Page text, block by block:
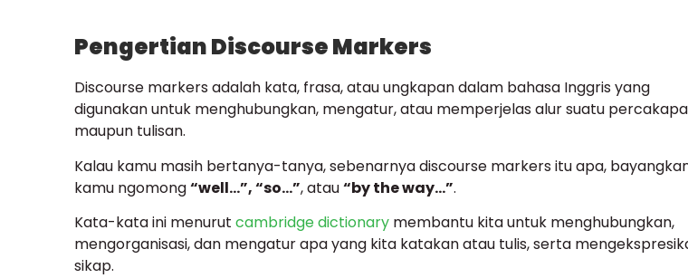
Pengertian Discourse Markers
Discourse markers adalah kata, frasa, atau ungkapan dalam bahasa Inggris yang
digunakan untuk menghubungkan, mengatur, atau memperjelas alur suatu
maupun tulisan.
Kalau kamu masih bertanya-tanya, sebenarnya discourse markers itu apa,
kamu ngomong“well…”, “so…”, atau“by the way…”.
Kata-kata ini menurut cambridge dictionary membantu kita untuk menghubungkan,
mengorganisasi, dan mengatur apa yang kita katakan atau tulis, serta
sikap.